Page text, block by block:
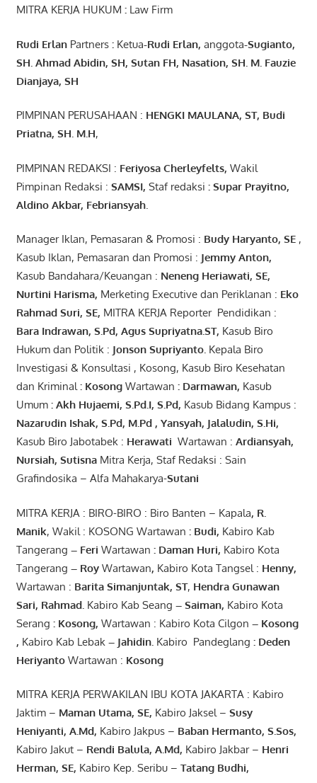
MITRA KERJA HUKUM : Law Firm
Rudi ErlanPartners : Ketua-Rudi Erlan, anggota-Sugianto,
SH. Ahmad Abidin, SH, SutanFH, Nasation, SH. M. Fauzie
Dianjaya, SH
PIMPINAN PERUSAHAAN : HENGKI MAULANA, ST, Budi
Priatna, SH. M.H,
PIMPINAN REDAKSI : Feriyosa Cherleyfelts, Wakil
Pimpinan Redaksi : SAMSI, Staf redaksi : Supar Prayitno,
Aldino Akbar, Febriansyah.
Manager Iklan, Pemasaran & Promosi : Budy Haryanto, SE,
Kasub Iklan, Pemasaran dan Promosi : Jemmy Anton,
Kasub Bandahara/Keuangan : Neneng Heriawati, SE,
Nurtini Harisma, Merketing Executive dan Periklanan : Eko
Rahmad Suri, SE, MITRA KERJA Reporter Pendidikan :
Bara Indrawan, S.Pd, Agus Supriyatna.ST, Kasub Biro
Hukum dan Politik : Jonson Supriyanto. Kepala Biro
Investigasi & Konsultasi , Kosong, Kasub Biro Kesehatan
dan Kriminal: KosongWartawan : Darmawan, Kasub
Umum : Akh Hujaemi, S.Pd.I, S.Pd, Kasub Bidang Kampus :
Nazarudin Ishak, S.Pd, M.Pd, Yansyah, Jalaludin, S.Hi,
Kasub Biro Jabotabek : Herawati Wartawan : Ardiansyah,
Nursiah, SutisnaMitra Kerja, Staf Redaksi : Sain
Grafindosika – Alfa Mahakarya-Sutani
MITRA KERJA : BIRO-BIRO : Biro Banten – Kapala, R.
Manik, Wakil : KOSONG Wartawan : Budi, Kabiro Kab
Tangerang – Feri Wartawan : Daman Huri, Kabiro Kota
Tangerang – RoyWartawan, Kabiro Kota Tangsel : Henny,
Wartawan : Barita Simanjuntak, ST, Hendra Gunawan
Sari, Rahmad. Kabiro Kab Seang – Saiman, Kabiro Kota
Serang : Kosong, Wartawan : Kabiro Kota Cilgon – Kosong
, Kabiro Kab Lebak – Jahidin. Kabiro Pandeglang : Deden
Heriyanto Wartawan : Kosong
MITRA KERJA PERWAKILAN IBU KOTA JAKARTA : Kabiro
Jaktim – Maman Utama, SE, Kabiro Jaksel – Susy
Heniyanti, A.Md, Kabiro Jakpus – Baban Hermanto, S.Sos,
Kabiro Jakut – Rendi Balula, A.Md, Kabiro Jakbar – Henri
Herman, SE, Kabiro Kep. Seribu – Tatang Budhi,